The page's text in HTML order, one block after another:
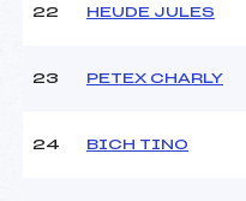
22 HEUDE JULES
23 PETEX CHARLY
24 BICH TINO